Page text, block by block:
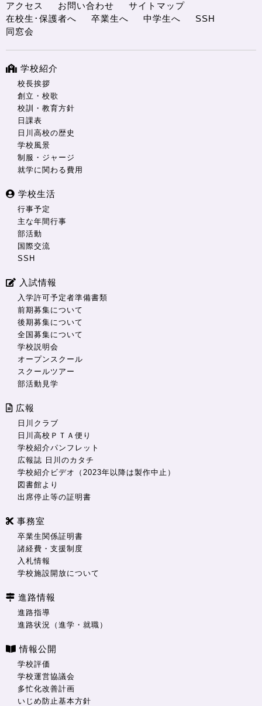
アクセス お問い合わせ
サイトマップ
在校生･保護者へ
卒業生へ 中学生へ
SSH
同窓会
学校紹介
校長挨拶
創立・校歌
校訓・教育方針
日課表
日川高校の歴史
学校風景
制服・ジャージ
就学に関わる費用
学校生活
行事予定
主な年間行事
部活動
国際交流
SSH
入試情報
入学許可予定者準備書類
前期募集について
後期募集について
全国募集について
学校説明会
オープンスクール
スクールツアー
部活動見学
広報
日川クラブ
日川高校ＰＴＡ便り
学校紹介パンフレット
広報誌 日川のカタチ
学校紹介ビデオ（2023年以降は製作中止）
図書館より
出席停止等の証明書
事務室
卒業生関係証明書
諸経費・支援制度
入札情報
学校施設開放について
進路情報
進路指導
進路状況（進学・就職）
情報公開
学校評価
学校運営協議会
多忙化改善計画
いじめ防止基本方針